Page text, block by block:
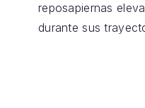
reposapiernas
durante sus